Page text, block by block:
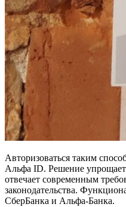
Авторизоваться таким
Альфа ID. Решение
отвечает современным
законодательства.
СберБанка и Альфа-Банка.